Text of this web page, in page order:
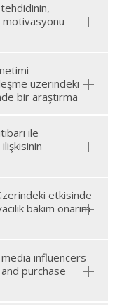
motivasyonu
üzerindeki
bir araştırma
ile
etkisinde
bakım onarım
influencers
purchase